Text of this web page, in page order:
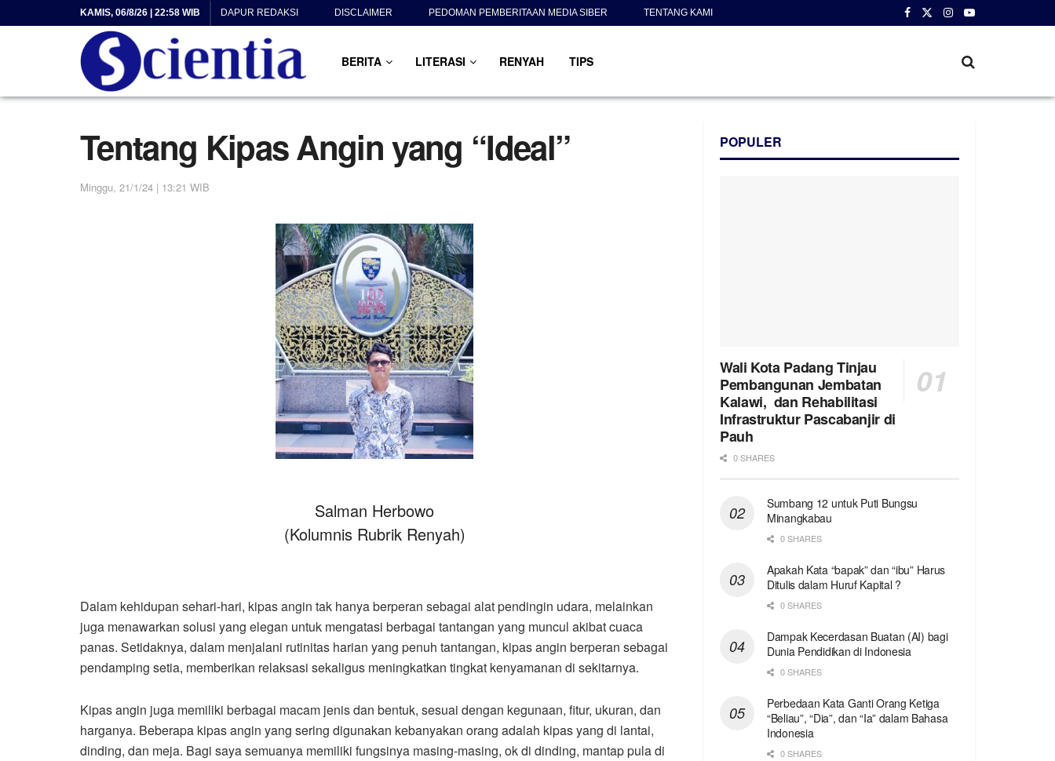
KAMIS, 06/8/26 | 22:58 WIB DAPUR REDAKSI DISCLAIMER PEDOMAN PEMBERITAAN MEDIA SIBER TENTANG KAMI
BERITA LITERASI RENYAH TIPS
Tentang Kipas Angin yang “Ideal”
Minggu, 21/1/24 | 13:21 WIB
Salman Herbowo
(Kolumnis Rubrik Renyah)
Dalam kehidupan sehari-hari, kipas angin tak hanya berperan sebagai alat pendingin udara, melainkan
juga menawarkan solusi yang elegan untuk mengatasi berbagai tantangan yang muncul akibat cuaca
panas. Setidaknya, dalam menjalani rutinitas harian yang penuh tantangan, kipas angin berperan sebagai
pendamping setia, memberikan relaksasi sekaligus meningkatkan tingkat kenyamanan di sekitarnya.
Kipas angin juga memiliki berbagai macam jenis dan bentuk, sesuai dengan kegunaan, fitur, ukuran, dan
harganya. Beberapa kipas angin yang sering digunakan kebanyakan orang adalah kipas yang di lantai,
dinding, dan meja. Bagi saya semuanya memiliki fungsinya masing-masing, ok di dinding, mantap pula di
POPULER
Wali Kota Padang Tinjau
Pembangunan Jembatan
Kalawi, dan Rehabilitasi
Infrastruktur Pascabanjir di
Pauh
0 SHARES
Sumbang 12 untuk Puti Bungsu
Minangkabau
0 SHARES
Apakah Kata “bapak” dan “ibu” Harus
Ditulis dalam Huruf Kapital ?
0 SHARES
Dampak Kecerdasan Buatan (AI) bagi
Dunia Pendidikan di Indonesia
0 SHARES
Perbedaan Kata Ganti Orang Ketiga
“Beliau”, “Dia”, dan “Ia” dalam Bahasa
Indonesia
0 SHARES